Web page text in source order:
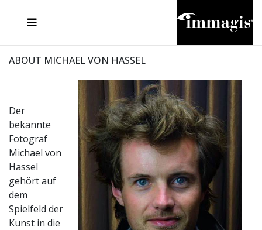
ABOUT MICHAEL VON HASSEL
Der
bekannte
Fotograf
Michael von
Hassel
gehört auf
dem
Spielfeld der
Kunst in die